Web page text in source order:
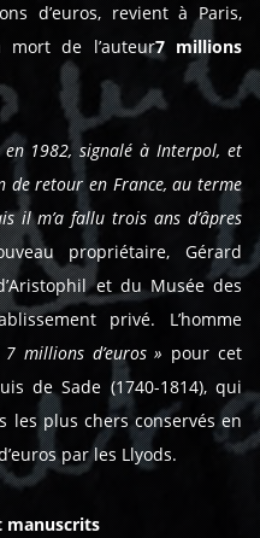
d’euros, revient à Paris,
mort de l’auteur7 millions
1982, signalé à Interpol, et
de retour en France, au terme
il m’a fallu trois ans d’âpres
propriétaire, Gérard
et du Musée des
privé. L’homme
millions d’euros » pour cet
de Sade (1740-1814), qui
les plus chers conservés en
par les Llyods.
manuscrits